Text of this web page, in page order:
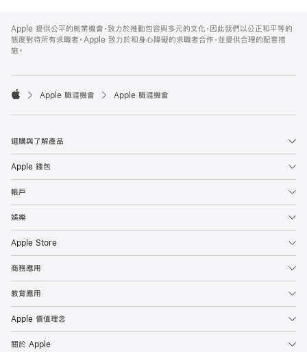
Footer
Apple 提供公平的就業機會，致力於推動包容與多元的文化，因此我們以公正和平等的
態度對待所有求職者。Apple 致力於和身心障礙的求職者合作，並提供合理的配套措
施。

Apple 職涯機會 Apple 職涯機會
選購與了解產品
Apple 錢包
帳戶
娛樂
Apple Store
商務應用
教育應用
Apple 價值理念
關於 Apple